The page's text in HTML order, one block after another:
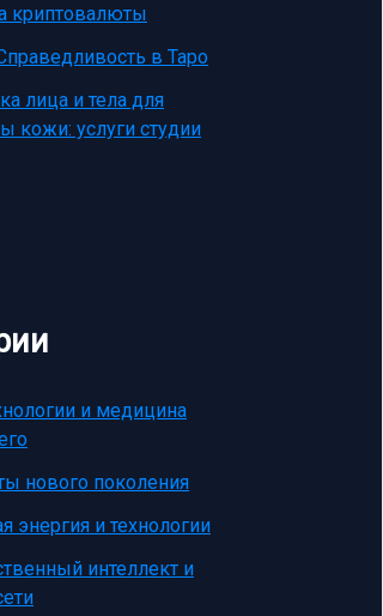
криптовалюты
в Таро
лица и тела для
кожи: услуги студии
и медицина
нового поколения
энергия и технологии
интеллект и